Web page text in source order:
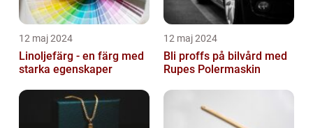
12 maj 2024
Linoljefärg - en färg med
starka egenskaper
12 maj 2024
Bli proffs på bilvård med
Rupes Polermaskin